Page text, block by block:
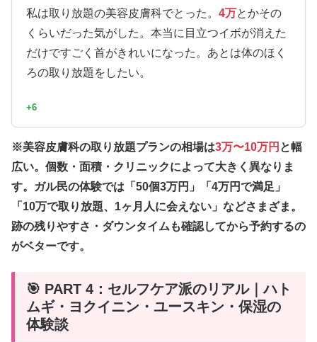
私は取り放題の美容皮膚科でとった。 4万とかその
くらいだった気がした。本当に目立つイボが消えた
だけですごく首がきれいになった。あとは体のほく
ろの取り放題をしたい。
+6
※美容皮膚科の取り放題プランの相場は3万〜10万円 と幅
広い。個数・面積・クリニックによって大きく異なりま
す。ガル民の体験では「50個3万円」「4万円で満足」
「10万で取り放題、1ヶ月人に会えない」などさまざま。
跡の残りやすさ・ダウンタイムも確認してから予約するの
がベターです。
🎯 PART 4：セルフケア派のリアル｜ハト
ムギ・ヨクイニン・ユースキン・保湿の
体験談